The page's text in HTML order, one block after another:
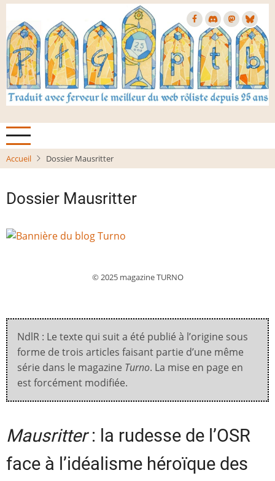
Aller
contenu
principal
Accueil Dossier Mausritter
Dossier Mausritter
© 2025 magazine TURNO
NdlR : Le texte qui suit a été publié à l’origine sous
forme de trois articles faisant partie d’une même
série dans le magazine Turno. La mise en page en
est forcément modifiée.
Mausritter: la rudesse de l’OSR
face à l’idéalisme héroïque des